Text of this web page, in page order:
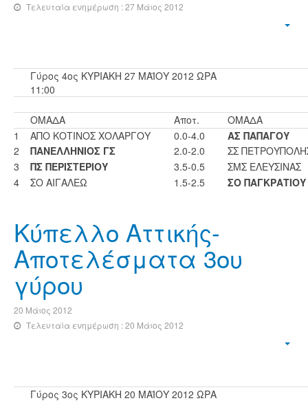
Τελευταία ενημέρωση : 27 Μάιος 2012
Γύρος 4ος ΚΥΡΙΑΚΗ 27 ΜΑΪΟΥ 2012 ΩΡΑ
11:00
ΟΜΑΔΑ Αποτ.
ΟΜΑΔΑ
1
ΑΠΟ ΚΟΤΙΝΟΣ ΧΟΛΑΡΓΟΥ 0.0-4.0
ΑΣ ΠΑΠΑΓΟΥ
2
ΠΑΝΕΛΛΗΝΙΟΣ ΓΣ 2.0-2.0
ΣΣ
3
ΠΣ ΠΕΡΙΣΤΕΡΙΟΥ 3.5-0.5
ΣΜΣ ΕΛΕΥΣΙΝΑΣ
4
ΣΟ ΑΙΓΑΛΕΩ 1.5-2.5 ΣΟ ΠΑΓΚΡΑΤΙΟΥ
Κύπελλο Αττικής-
Αποτελέσματα 3ου
γύρου
20 Μάιος 2012
Τελευταία ενημέρωση : 20 Μάιος 2012
Γύρος 3ος ΚΥΡΙΑΚΗ 20 ΜΑΪΟΥ 2012 ΩΡΑ